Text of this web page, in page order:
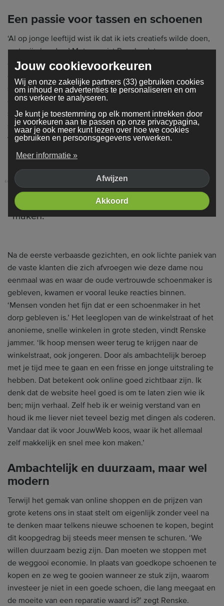
Een passie voor tassen en schoenen
‘Al op jonge leeftijd wist ik dat ik iets creatiefs wilde doen,
met mijn handen.’ Meteen wist Renske dat ze voor tassen
en schoenen wilde gaan, want daar ‘kun je eindeloos in
schoenmaker en lederwarenmaker. Ze werkte 4,5 jaar in de
orthopedische schoenen sector. ‘Tot ik op een dag langs de
schoenmaker in mijn dorp liep en zag dat het te koop
stond. Toen dacht ik, dat ga ik dus echt niet doen. Twee
weken later stond ik er weer en had ik het gekocht.’
Vandaar dat ik voor JouwWeb koos, waar ik
het allemaal zelf makkelijk en snel mee kon
maken.
Na de eerste verbaasde gezichten, en ook lichte paniek van
de vaste klanten die zich afvroegen wie deze dame nou
eenmaal was en waar de oude vertrouwde schoenmaker is
gebleven, kwamen er vooral leuke reacties binnen.
‘Mensen vonden het fijn dat er een schoenmaker in het
dorp gebleven is.’ Het leeglopen van de winkelstraat of het
anonieme, snelle winkelen in grote steden, vindt Renske
jammer. ‘Ik hoop mensen weer terug te krijgen naar de
winkelstraat, ook jongeren. Door als ambachtelijk beroep
met je tijd mee te gaan en een frisse en jonge uitstraling te
hebben. Dat betekent ook online goed zichtbaar zijn. Ik
denk dat de website heel goed is om te laten zien wie ik
ben; mijn verhaal. Zelf heb ik er weinig verstand van en
houd ik me liever niet teveel bezig met dingen als coderen.
Vandaar dat ik voor JouwWeb koos, waar ik het allemaal
zelf makkelijk en snel mee kon maken.’
Ambachtelijk en duurzaam, maar wel
modern
Terwijl het gemak van online shoppen en de prijzen van
grote ketens ons in staat stelt om eigenlijk zonder veel na
te denken maar telkens nieuwe schoenen te kopen, begint
dit koopgedrag bij steeds meer mensen te schuren. ‘We
willen duurzaam bezig zijn. Dan moeten we stoppen met
de weggooi economie. In plaats van goedkope schoenen te
kopen en ze weg te gooien wanneer ze stuk zijn, waarom
investeer je niet in een goede schoen, die lang meegaat en
de moeite van een reparatie waard is?’ zegt Renske.
Jouw cookievoorkeuren
Wij en onze zakelijke partners (33) gebruiken cookies
om inhoud en advertenties te personaliseren en om
ons verkeer te analyseren.
Je kunt je toestemming op elk moment intrekken door
je voorkeuren aan te passen op onze privacypagina,
waar je ook meer kunt lezen over hoe we cookies
gebruiken en persoonsgegevens verwerken.
Meer informatie »
Afwijzen
Akkoord